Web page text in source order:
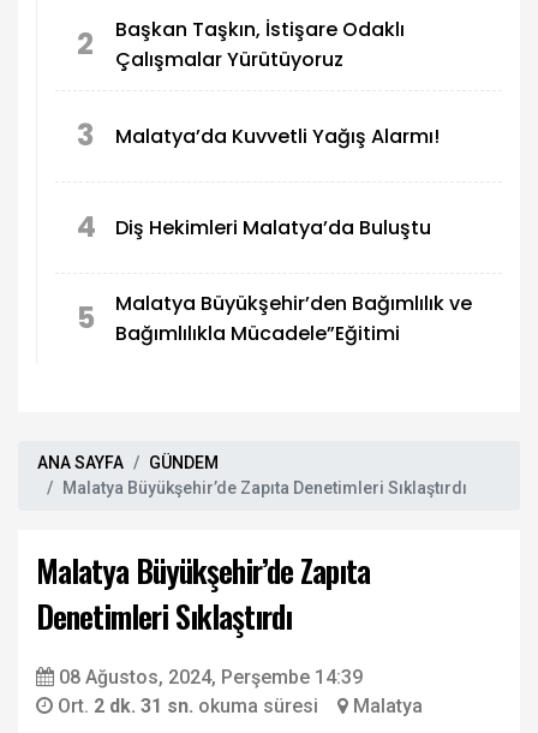
2
Başkan Taşkın, İstişare Odaklı
Çalışmalar Yürütüyoruz
3 Malatya’da Kuvvetli Yağış Alarmı!
4 Diş Hekimleri Malatya’da Buluştu
5
Malatya Büyükşehir’den Bağımlılık ve
Bağımlılıkla Mücadele”Eğitimi
ANA SAYFA
GÜNDEM
Malatya Büyükşehir’de Zapıta Denetimleri Sıklaştırdı
Malatya Büyükşehir’de Zapıta
Denetimleri Sıklaştırdı
08 Ağustos, 2024, Perşembe 14:39
Ort. 2 dk. 31 sn. okuma süresi Malatya